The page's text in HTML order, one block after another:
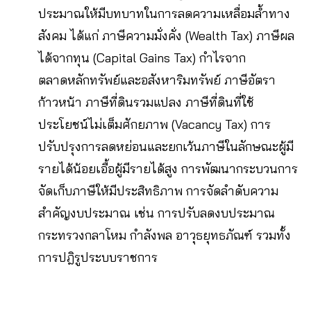
ประมาณให้มีบทบาทในการลดความเหลื่อมล้ำทาง
สังคม ได้แก่ ภาษีความมั่งคั่ง (Wealth Tax) ภาษีผล
ได้จากทุน (Capital Gains Tax) กำไรจาก
ตลาดหลักทรัพย์และอสังหาริมทรัพย์ ภาษีอัตรา
ก้าวหน้า ภาษีที่ดินรวมแปลง ภาษีที่ดินที่ใช้
ประโยชน์ไม่เต็มศักยภาพ (Vacancy Tax) การ
ปรับปรุงการลดหย่อนและยกเว้นภาษีในลักษณะผู้มี
รายได้น้อยเอื้อผู้มีรายได้สูง การพัฒนากระบวนการ
จัดเก็บภาษีให้มีประสิทธิภาพ การจัดลำดับความ
สำคัญงบประมาณ เช่น การปรับลดงบประมาณ
กระทรวงกลาโหม กำลังพล อาวุธยุทธภัณฑ์ รวมทั้ง
การปฎิรูประบบราชการ